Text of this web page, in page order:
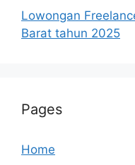
Lowongan
Barat tahun 2025
Pages
Home